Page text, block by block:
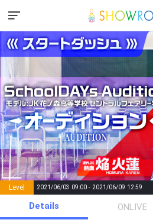
Level 2021/06/03 09:00 - 2021/06/09 12:59
Points List of Goal
Details ONLIVE